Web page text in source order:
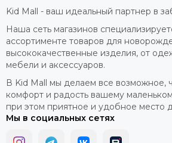
Kid Mall - ваш идеальный партнер в
Наша сеть магазинов
ассортименте товаров для
высококачественные изделия, от
мебели и аксессуаров.
В Kid Mall мы делаем все возможное,
комфорт и радость вашему
при этом приятное и удобное место
Мы в социальных сетях